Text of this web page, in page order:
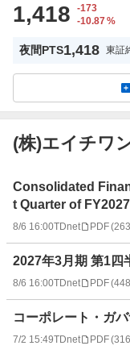
1,418
-173
-10.87%
夜間PTS1,418 東証
(株)エイチワ
情
覧
Consolidated
t Quarter of
8/6 16:00TDnet PDF(
2027年3月期 第1四
8/6 16:00TDnet PDF(
コーポレート・ガ
7/2 15:49TDnet PDF(